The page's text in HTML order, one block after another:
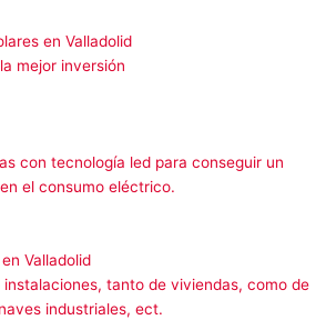
en Valladolid
mejor inversión
con tecnología led para conseguir un
el consumo eléctrico.
Valladolid
instalaciones, tanto de viviendas, como de
industriales, ect.